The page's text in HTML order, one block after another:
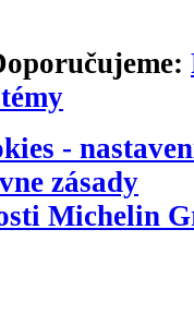
-
zásady
Michelin